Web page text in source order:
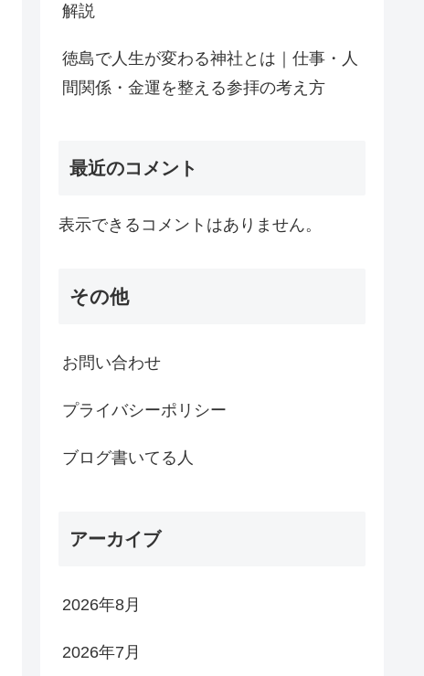
解説
徳島で人生が変わる神社とは｜仕事・人
間関係・金運を整える参拝の考え方
最近のコメント
表示できるコメントはありません。
その他
お問い合わせ
プライバシーポリシー
ブログ書いてる人
アーカイブ
2026年8月
2026年7月